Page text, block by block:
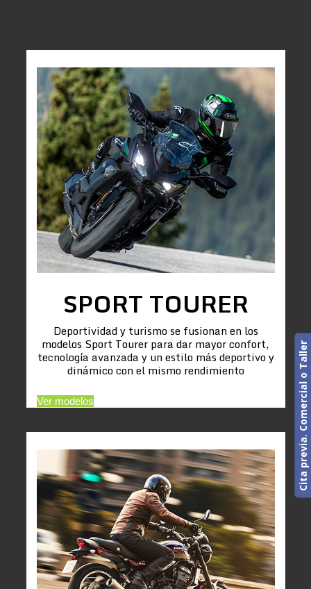
SPORT TOURER
Deportividad y turismo se fusionan en los
modelos Sport Tourer para dar mayor confort,
tecnología avanzada y un estilo más deportivo y
dinámico con el mismo rendimiento
Ver modelos Cita previa. Comercial o Taller